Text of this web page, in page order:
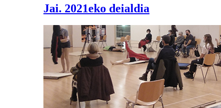
Jai. 2021eko deialdia